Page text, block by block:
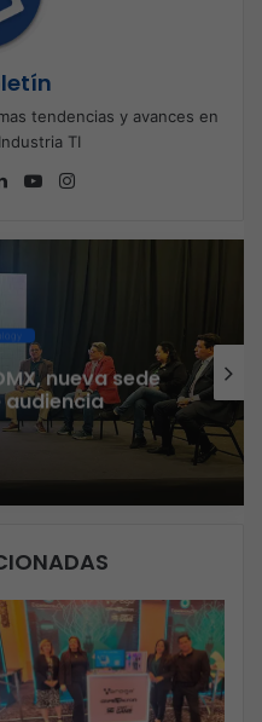
tendencias y avances en
TI
LinkedInYouTube
nueva sede
audiencia